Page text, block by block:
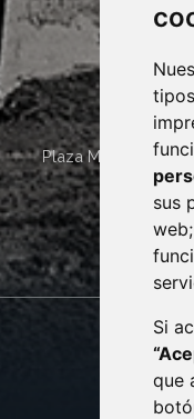
sus
web;
Si
que
Plaza Mayor 4
·